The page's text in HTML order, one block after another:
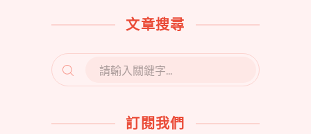
文章搜尋
SEARCH
FOR:
訂閱我們